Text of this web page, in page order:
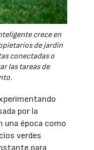
crece en
de jardín
conectadas o
las tareas de
por la
una época como
verdes
para